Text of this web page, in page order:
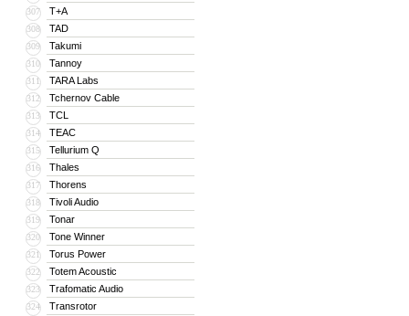
307 T+A
308 TAD
309 Takumi
310 Tannoy
311 TARA Labs
312 Tchernov Cable
313 TCL
314 TEAC
315 Tellurium Q
316 Thales
317 Thorens
318 Tivoli Audio
319 Tonar
320 Tone Winner
321 Torus Power
322 Totem Acoustic
323 Trafomatic Audio
324 Transrotor